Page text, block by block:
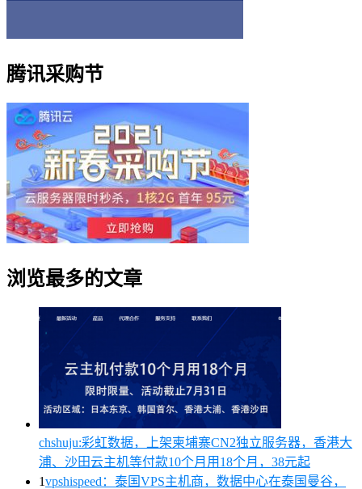
腾讯采购节
浏览最多的文章
chshuju:彩虹数据，上架柬埔寨CN2独立服务器，香港大
浦、沙田云主机等付款10个月用18个月，38元起
1vpshispeed：泰国VPS主机商，数据中心在泰国曼谷，